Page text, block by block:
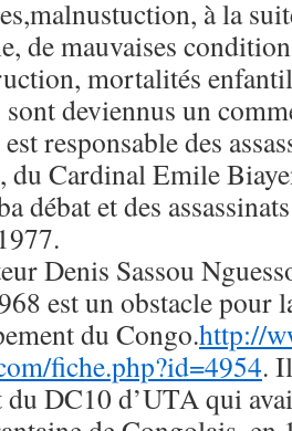
à la
de mauvaises
mortalités
deviennus un
responsable des
du Cardinal Emile
débat et des
Denis Sassou
est un obstacle pour
du Congo.http://
fiche.php?id=4954.
du DC10 d’UTA qui